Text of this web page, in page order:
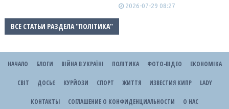
2026-07-29 08:27
ВСЕ СТАТЬИ РАЗДЕЛА "ПОЛІТИКА"
НАЧАЛО БЛОГИ ВІЙНА В УКРАЇНІ ПОЛІТИКА ФОТО-ВІДЕО ЕКОНОМІКА
СВІТ ДОСЬЄ КУРЙОЗИ СПОРТ ЖИТТЯ ИЗВЕСТИЯ КИПР LADY
КОНТАКТЫ СОГЛАШЕНИЕ О КОНФИДЕНЦИАЛЬНОСТИ О НАС